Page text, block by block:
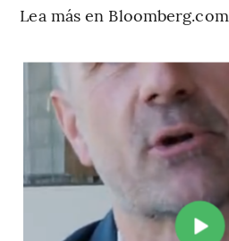
Lea más en Bloomberg.com